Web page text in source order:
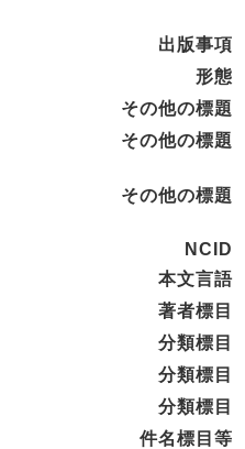
出版事項
形態
その他の標題
その他の標題
その他の標題
NCID
本文言語
著者標目
分類標目
分類標目
分類標目
件名標目等